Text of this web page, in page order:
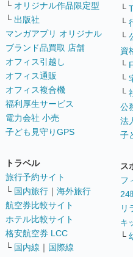
└ オリジナル作品限定型
└ 出版社
マンガアプリ オリジナル
ブランド品買取 店舗
オフィス引越し
オフィス通販
オフィス複合機
福利厚生サービス
電力会社 小売
子ども見守りGPS
トラベル
旅行予約サイト
└ 国内旅行 ｜ 海外旅行
航空券比較サイト
ホテル比較サイト
格安航空券 LCC
└ 国内線 ｜ 国際線
└
└
└
資
└
└
└
公
法
子
ス
フ
24
リ
キ
└